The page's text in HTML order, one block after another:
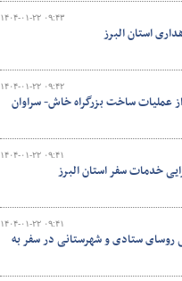
۱۴۰۴-۰۱-۲۲ ۰۹:۴۳
استان البرز
۱۴۰۴-۰۱-۲۲ ۰۹:۴۲
عملیات ساخت بزرگراه خاش- سراوان
۱۴۰۴-۰۱-۲۲ ۰۹:۴۱
خدمات سفر استان البرز
۱۴۰۴-۰۱-۲۲ ۰۹:۴۱
روسای ستادی و شهرستانی در سفر به